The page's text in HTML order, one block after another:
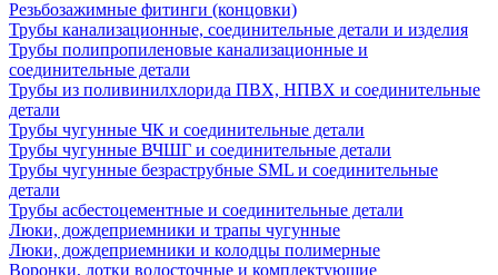
Резьбозажимные фитинги (концовки)
Трубы канализационные, соединительные детали и изделия
Трубы полипропиленовые канализационные и
соединительные детали
Трубы из поливинилхлорида ПВХ, НПВХ и соединительные
детали
Трубы чугунные ЧК и соединительные детали
Трубы чугунные ВЧШГ и соединительные детали
Трубы чугунные безраструбные SML и соединительные
детали
Трубы асбестоцементные и соединительные детали
Люки, дождеприемники и трапы чугунные
Люки, дождеприемники и колодцы полимерные
Воронки, лотки водосточные и комплектующие